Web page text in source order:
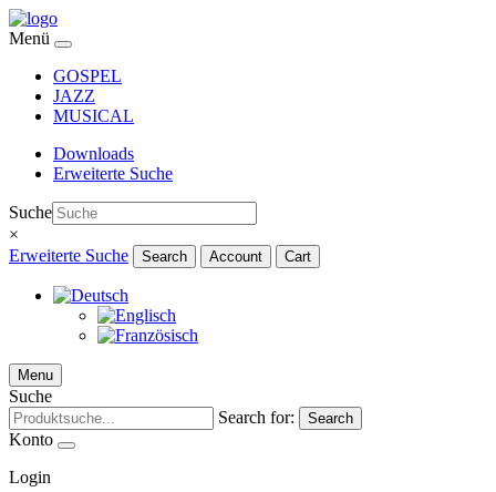
Menü
GOSPEL
JAZZ
MUSICAL
Downloads
Erweiterte Suche
Suche
×
Erweiterte Suche
Search Account Cart
Menu
Suche
Search for:
Search
Konto
Login